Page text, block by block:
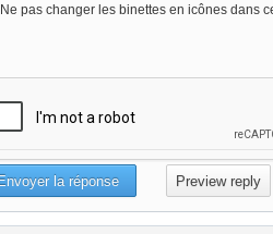
Ne pas changer les binettes en icônes dans